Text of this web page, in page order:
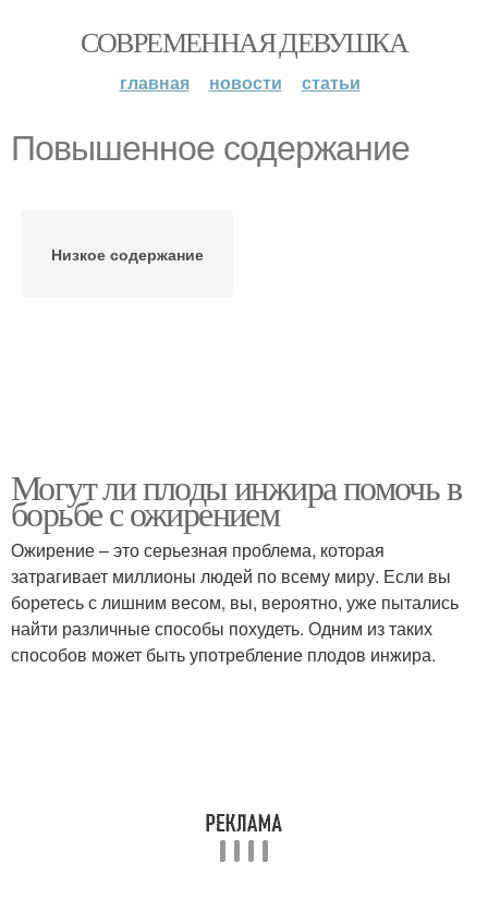
СОВРЕМЕННАЯ ДЕВУШКА
главная новости статьи
Повышенное содержание
Низкое содержание
Могут ли плоды инжира помочь в
борьбе с ожирением
Ожирение – это серьезная проблема, которая
затрагивает миллионы людей по всему миру. Если вы
боретесь с лишним весом, вы, вероятно, уже пытались
найти различные способы похудеть. Одним из таких
способов может быть употребление плодов инжира.